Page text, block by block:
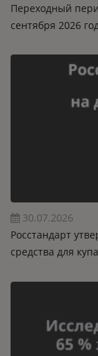
Переходный
сентября 2026
30.07.2026
Росстандарт
средства для